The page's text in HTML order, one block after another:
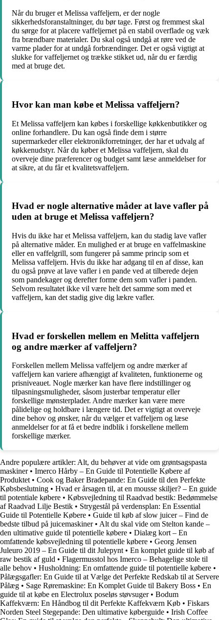
Når du bruger et Melissa vaffeljern, er der nogle
sikkerhedsforanstaltninger, du bør tage. Først og fremmest skal
du sørge for at placere vaffeljernet på en stabil overflade og væk
fra brændbare materialer. Du skal også undgå at røre ved de
varme plader for at undgå forbrændinger. Det er også vigtigt at
slukke for vaffeljernet og trække stikket ud, når du er færdig
med at bruge det.
Hvor kan man købe et Melissa vaffeljern?
Et Melissa vaffeljern kan købes i forskellige køkkenbutikker og
online forhandlere. Du kan også finde dem i større
supermarkeder eller elektronikforretninger, der har et udvalg af
køkkenudstyr. Når du køber et Melissa vaffeljern, skal du
overveje dine præferencer og budget samt læse anmeldelser for
at sikre, at du får et kvalitetsvaffeljern.
Hvad er nogle alternative måder at lave vafler på
uden at bruge et Melissa vaffeljern?
Hvis du ikke har et Melissa vaffeljern, kan du stadig lave vafler
på alternative måder. En mulighed er at bruge en vaffelmaskine
eller en vaffelgrill, som fungerer på samme princip som et
Melissa vaffeljern. Hvis du ikke har adgang til en af disse, kan
du også prøve at lave vafler i en pande ved at tilberede dejen
som pandekager og derefter forme dem som vafler i panden.
Selvom resultatet ikke vil være helt det samme som med et
vaffeljern, kan det stadig give dig lækre vafler.
Hvad er forskellen mellem en Melitta vaffeljern
og andre mærker af vaffeljern?
Forskellen mellem Melissa vaffeljern og andre mærker af
vaffeljern kan variere afhængigt af kvaliteten, funktionerne og
prisniveauet. Nogle mærker kan have flere indstillinger og
tilpasningsmuligheder, såsom justerbar temperatur eller
forskellige mønsterplader. Andre mærker kan være mere
pålidelige og holdbare i længere tid. Det er vigtigt at overveje
dine behov og ønsker, når du vælger et vaffeljern og læse
anmeldelser for at få et bedre indblik i forskellene mellem
forskellige mærker.
Andre populære artikler: Alt, du behøver at vide om grøntsagspasta
maskiner• Imerco Hårby – En Guide til Potentielle Købere af
Produktet• Cook og Baker Bradepande: En Guide til den Perfekte
Købsbeslutning • Hvad er årsagen til, at en mousse skiljer? – En guide
til potentiale købere • Købsvejledning til Raadvad bestik: Bedømmelse
af Raadvad Lilje Bestik • Strygestål på verdensplan: En Essential
Guide til Potentielle Købere • Guide til køb af slow juicer – Find de
bedste tilbud på juicemaskiner• Alt du skal vide om Stelton kande –
den ultimative guide til potentielle købere • Dialæg kort – En
omfattende købsvejledning til potentielle købere • Georg Jensen
Juleuro 2019 – En Guide til dit Julepynt• En komplet guide til køb af
raw bestik af guld • Flagermusstol hos Imerco – Behagelige stole til
alle behov • Husholdning: En omfattende guide til potentielle købere •
Pålægsgafler: En Guide til at Vælge det Perfekte Redskab til at Servere
Pålæg • Sage Røremaskine: En Komplet Guide til Bakery Boss • En
guide til at købe en Electrolux poseløs støvsuger• Bodum
Kaffekværn: En Håndbog til dit Perfekte Kaffekværn Køb • Fiskars
Norden Steel Stegepande: Den ultimative køberguide • Irish Coffee